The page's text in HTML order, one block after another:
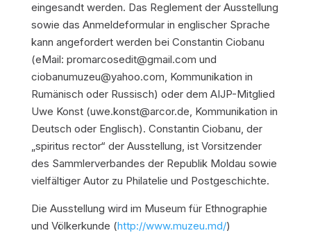
eingesandt werden. Das Reglement der Ausstellung
sowie das Anmeldeformular in englischer Sprache
kann angefordert werden bei Constantin Ciobanu
(eMail: promarcosedit@gmail.com und
ciobanumuzeu@yahoo.com, Kommunikation in
Rumänisch oder Russisch) oder dem AIJP-Mitglied
Uwe Konst (uwe.konst@arcor.de, Kommunikation in
Deutsch oder Englisch). Constantin Ciobanu, der
„spiritus rector“ der Ausstellung, ist Vorsitzender
des Sammlerverbandes der Republik Moldau sowie
vielfältiger Autor zu Philatelie und Postgeschichte.
Die Ausstellung wird im Museum für Ethnographie
und Völkerkunde (http://www.muzeu.md/)